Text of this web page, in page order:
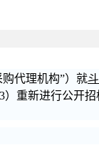
代理机构”）就
）重新进行公开